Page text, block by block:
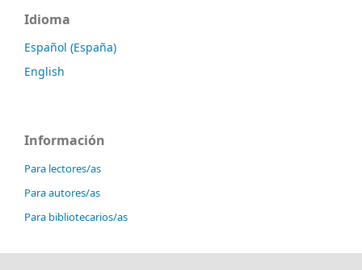
Idioma
Español (España)
English
Información
Para lectores/as
Para autores/as
Para bibliotecarios/as